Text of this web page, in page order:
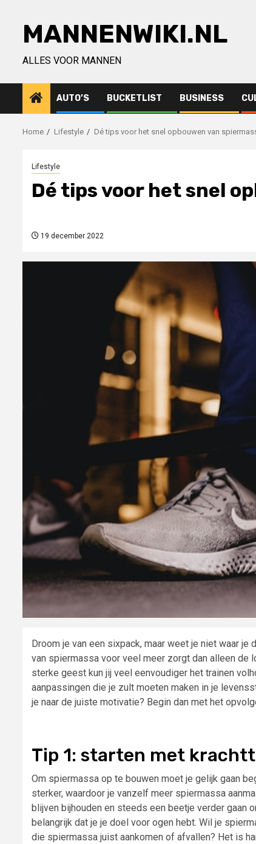
MANNENWIKI.NL
ALLES VOOR MANNEN
AUTO’S BUCKETLIST BUSINESS
Home Lifestyle Dé tips voor het snel opbouwen van
Lifestyle
Dé tips voor het snel
19 december 2022
Droom je van een sixpack, maar weet je niet waar
van spiermassa voor veel meer zorgt dan alleen
sterke geest kun jij veel eenvoudiger het trainen
aanpassingen die je zult moeten maken in je
je naar de juiste motivatie? Begin dan met het
Tip 1: starten met
Om spiermassa op te bouwen moet je gelijk gaan
sterker, waardoor je vanzelf meer spiermassa
blijven bijhouden en steeds een beetje verder gaan
belangrijk dat je je doel voor ogen hebt. Wil je
die spiermassa juist aankomen of afvallen? Het is